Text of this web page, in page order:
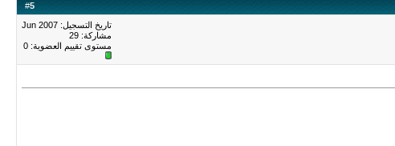
#5
تاريخ التسجيل: Jun 2007
مشاركة: 29
مستوى تقييم العضوية: 0